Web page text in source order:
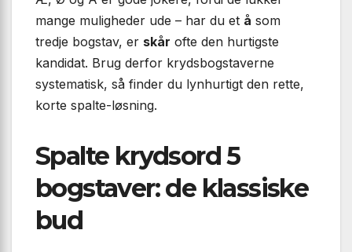
mange muligheder ude – har du et å som
tredje bogstav, er skår ofte den hurtigste
kandidat. Brug derfor krydsbogstaverne
systematisk, så finder du lynhurtigt den rette,
korte spalte-løsning.
Spalte krydsord 5
bogstaver: de klassiske
bud